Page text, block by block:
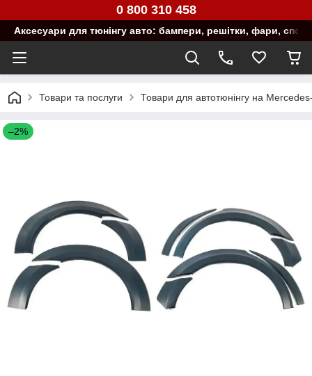
0 800 310 458
Аксесуари для тюнінгу авто: бампери, решітки, фари,
Товари та послуги Товари для автотюнінгу на
–2%